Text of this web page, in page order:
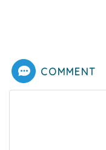
COMMENT